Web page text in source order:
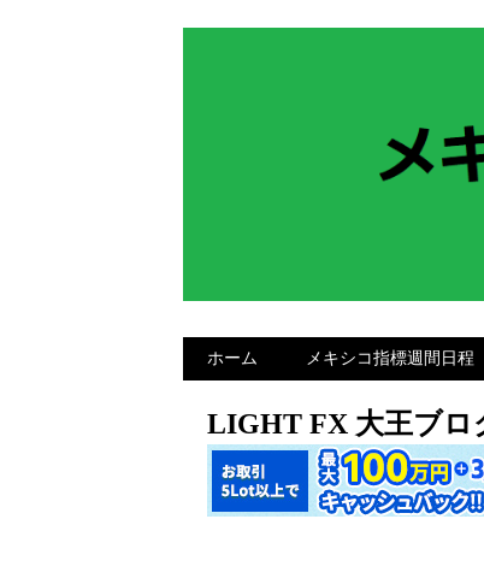
ホーム メキシコ指標週間日程
LIGHT FX 大王ブロ